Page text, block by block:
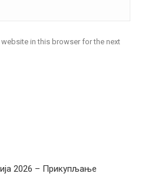
website in this browser for the next
2026 – Прикупљање